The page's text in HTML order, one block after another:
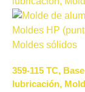
Moldes HP
Moldes sólidos
359-115 TC,
lubricación,